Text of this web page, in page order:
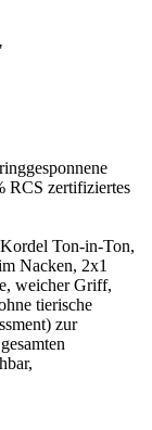
RCS zertifiziertes
Ton-in-Ton,
Nacken, 2x1
weicher Griff,
tierische
zur